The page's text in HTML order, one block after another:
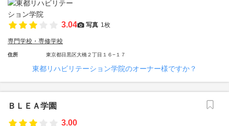
3.04 写真 1枚
専門学校・専修学校
住所 東京都目黒区大橋２丁目１６−１７
東都リハビリテーション学院のオーナー様ですか？
ＢＬＥＡ学園
3.00